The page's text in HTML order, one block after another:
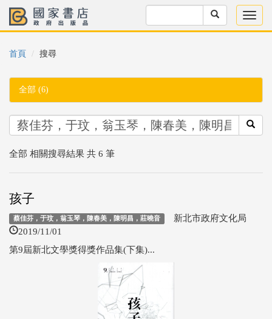
首頁 搜尋
全部 (6)
全部 相關搜尋結果 共 6 筆
孩子
蔡佳芬，于玟，翁玉琴，陳春美，陳明昌，莊曉音 新北市政府文化局
2019/11/01
第9屆新北文學獎得獎作品集(下集)...